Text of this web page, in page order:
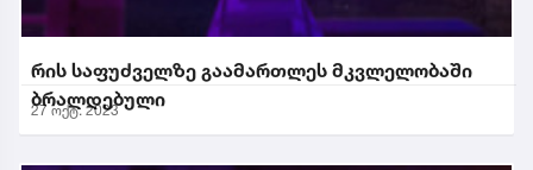
რის საფუძველზე გაამართლეს მკვლელობაში
ბრალდებული
27 ოქტ. 2023